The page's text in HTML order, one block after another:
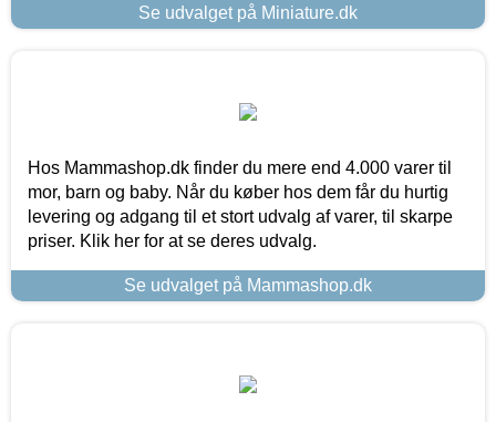
Se udvalget på Miniature.dk
Hos Mammashop.dk finder du mere end 4.000 varer til
mor, barn og baby. Når du køber hos dem får du hurtig
levering og adgang til et stort udvalg af varer, til skarpe
priser. Klik her for at se deres udvalg.
Se udvalget på Mammashop.dk